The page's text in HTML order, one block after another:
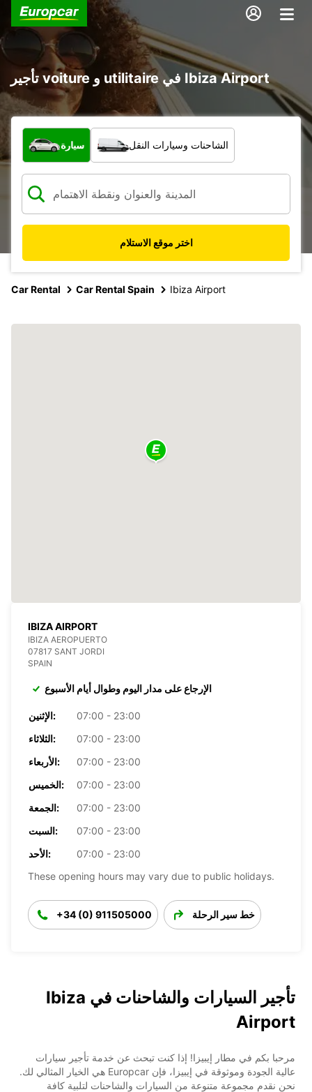
تأجير voiture و utilitaire في Ibiza Airport
ما نوع المركبة؟
سيارة الشاحنات وسيارات النقل
اختر موقع الاستلام
Car Rental Car Rental Spain Ibiza Airport
IBIZA AIRPORT
IBIZA AEROPUERTO
07817 SANT JORDI
SPAIN
الإرجاع على مدار اليوم وطوال أيام الأسبوع
الإثنين:
07:00 - 23:00
الثلاثاء:
07:00 - 23:00
الأربعاء:
07:00 - 23:00
الخميس:
07:00 - 23:00
الجمعة:
07:00 - 23:00
السبت:
07:00 - 23:00
الأحد:
07:00 - 23:00
These opening hours may vary due to public holidays.
+34 (0) 911505000 خط سير الرحلة
تأجير السيارات والشاحنات في Ibiza
Airport
مرحبا بكم في مطار إيبيزا! إذا كنت تبحث عن خدمة تأجير سيارات
عالية الجودة وموثوقة في إيبيزا، فإن Europcar هي الخيار المثالي لك.
نحن نقدم مجموعة متنوعة من السيارات والشاحنات لتلبية كافة